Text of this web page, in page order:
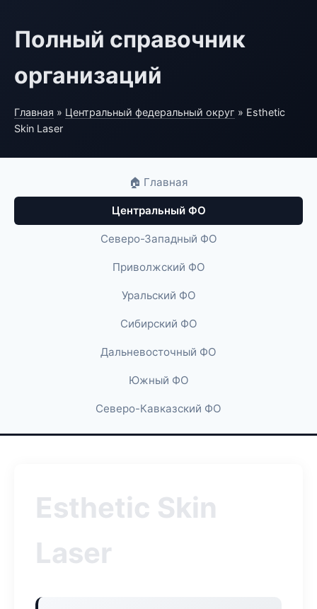
Полный справочник
организаций
Главная » Центральный федеральный округ » Esthetic
Skin Laser
🏠 Главная
Центральный ФО
Северо-Западный ФО
Приволжский ФО
Уральский ФО
Сибирский ФО
Дальневосточный ФО
Южный ФО
Северо-Кавказский ФО
Esthetic Skin
Laser